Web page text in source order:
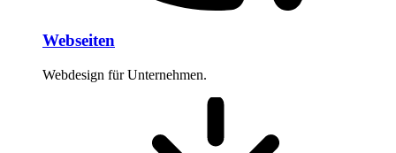
Webseiten
Webdesign für Unternehmen.